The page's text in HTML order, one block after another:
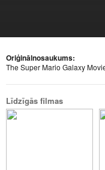
Oriģinālnosaukums:
The Super Mario Galaxy
Līdzīgās filmas